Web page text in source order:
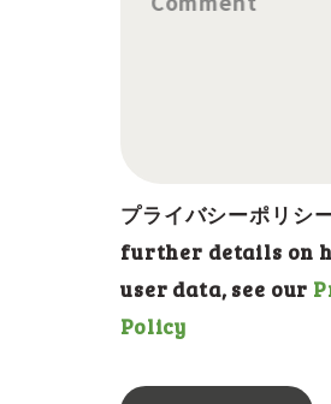
プライバシーポリシ
further details on
user data, see our
Policy